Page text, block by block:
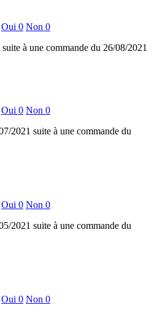
Oui 0 Non 0
suite à une commande du 26/08/2021
Oui 0 Non 0
2021 suite à une commande du
Oui 0 Non 0
2021 suite à une commande du
Oui 0 Non 0